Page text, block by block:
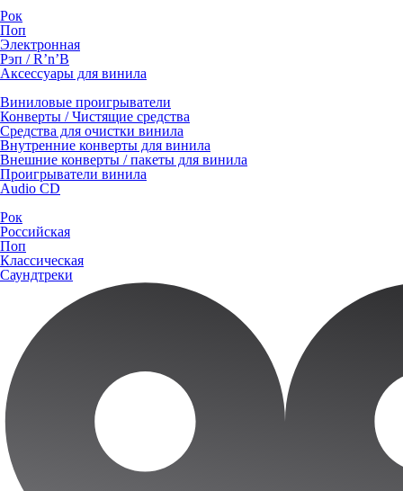
Рок
Поп
Электронная
Рэп / R’n’B
Аксессуары для винила
Виниловые проигрыватели
Конверты / Чистящие средства
Средства для очистки винила
Внутренние конверты для винила
Внешние конверты / пакеты для винила
Проигрыватели винила
Audio CD
Рок
Российская
Поп
Классическая
Саундтреки